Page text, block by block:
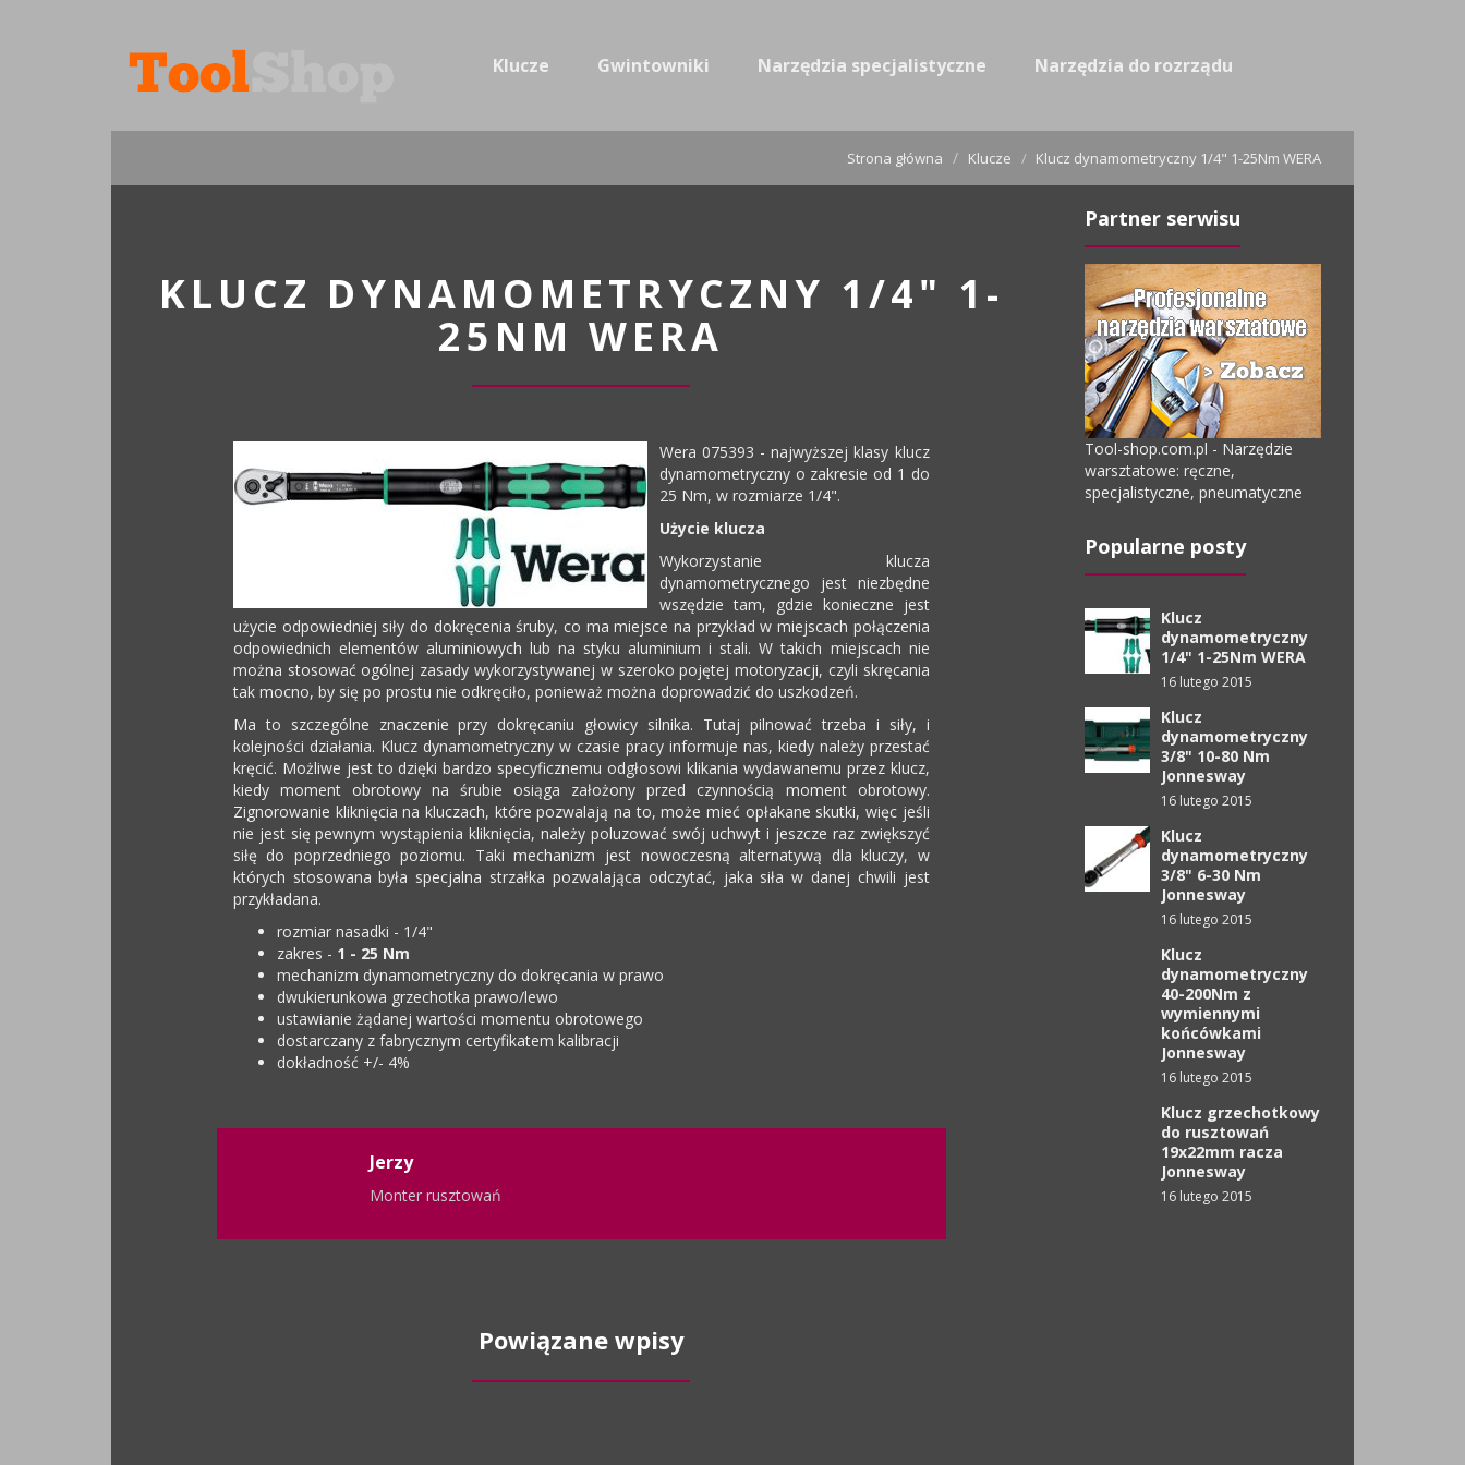
Klucze Gwintowniki Narzędzia specjalistyczne Narzędzia do rozrządu
Strona główna Klucze Klucz dynamometryczny 1/4" 1-25Nm WERA
KLUCZ DYNAMOMETRYCZNY 1/4" 1-
25NM WERA
Wera 075393 - najwyższej klasy klucz
dynamometryczny o zakresie od 1 do
25 Nm, w rozmiarze 1/4".
Użycie klucza
Wykorzystanie klucza
dynamometrycznego jest niezbędne
wszędzie tam, gdzie konieczne jest
użycie odpowiedniej siły do dokręcenia śruby, co ma miejsce na przykład w miejscach połączenia
odpowiednich elementów aluminiowych lub na styku aluminium i stali. W takich miejscach nie
można stosować ogólnej zasady wykorzystywanej w szeroko pojętej motoryzacji, czyli skręcania
tak mocno, by się po prostu nie odkręciło, ponieważ można doprowadzić do uszkodzeń.
Ma to szczególne znaczenie przy dokręcaniu głowicy silnika. Tutaj pilnować trzeba i siły, i
kolejności działania. Klucz dynamometryczny w czasie pracy informuje nas, kiedy należy przestać
kręcić. Możliwe jest to dzięki bardzo specyficznemu odgłosowi klikania wydawanemu przez klucz,
kiedy moment obrotowy na śrubie osiąga założony przed czynnością moment obrotowy.
Zignorowanie kliknięcia na kluczach, które pozwalają na to, może mieć opłakane skutki, więc jeśli
nie jest się pewnym wystąpienia kliknięcia, należy poluzować swój uchwyt i jeszcze raz zwiększyć
siłę do poprzedniego poziomu. Taki mechanizm jest nowoczesną alternatywą dla kluczy, w
których stosowana była specjalna strzałka pozwalająca odczytać, jaka siła w danej chwili jest
przykładana.
rozmiar nasadki - 1/4"
zakres - 1 - 25 Nm
mechanizm dynamometryczny do dokręcania w prawo
dwukierunkowa grzechotka prawo/lewo
ustawianie żądanej wartości momentu obrotowego
dostarczany z fabrycznym certyfikatem kalibracji
dokładność +/- 4%
Jerzy
Monter rusztowań
Powiązane wpisy
Partner serwisu
Tool-shop.com.pl - Narzędzie
warsztatowe: ręczne,
specjalistyczne, pneumatyczne
Popularne posty
Klucz
dynamometryczny
1/4" 1-25Nm WERA
16 lutego 2015
Klucz
dynamometryczny
3/8" 10-80 Nm
Jonnesway
16 lutego 2015
Klucz
dynamometryczny
3/8" 6-30 Nm
Jonnesway
16 lutego 2015
Klucz
dynamometryczny
40-200Nm z
wymiennymi
końcówkami
Jonnesway
16 lutego 2015
Klucz grzechotkowy
do rusztowań
19x22mm racza
Jonnesway
16 lutego 2015